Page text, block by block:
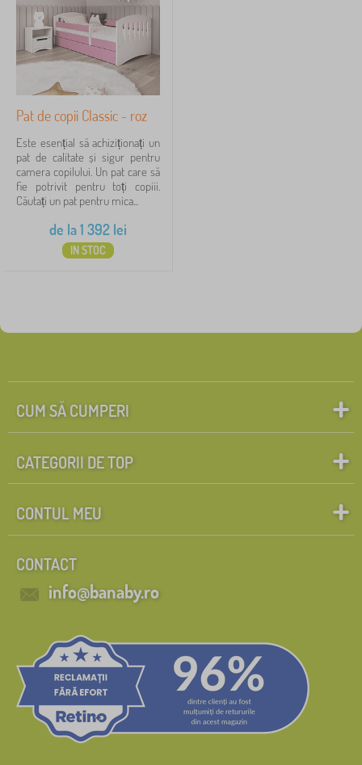
Pat de copii Classic - roz
Este esențial să achiziționați un
pat de calitate și sigur pentru
camera copilului. Un pat care să
fie potrivit pentru toți copiii.
Căutați un pat pentru mica...
de la1 392 lei
IN STOC
CUM SĂ CUMPERI
CATEGORII DE TOP
CONTUL MEU
CONTACT
info@banaby.ro